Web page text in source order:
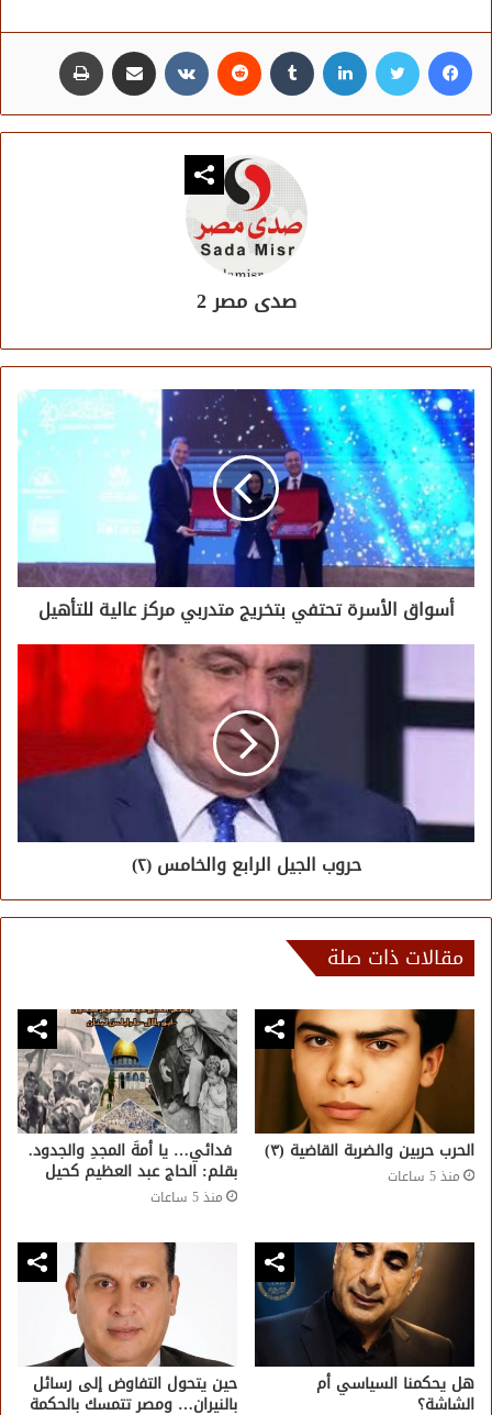
فيسبوك تويتر لينكدإن مشاركة عبر البريد
صدى مصر 2
أسواق الأسرة تحتفي بتخريج متدربي مركز عالية للتأهيل
حروب الجيل الرابع والخامس (٢)
مقالات ذات صلة
الحرب حربين والضربة القاضية (٣)
منذ 5 ساعات
فدائي… يا أمةَ المجدِ والجدود.
بقلم: الحاج عبد العظيم كحيل
منذ 5 ساعات
هل يحكمنا السياسي أم
الشاشة؟
حين يتحول التفاوض إلى رسائل
بالنيران… ومصر تتمسك بالحكمة